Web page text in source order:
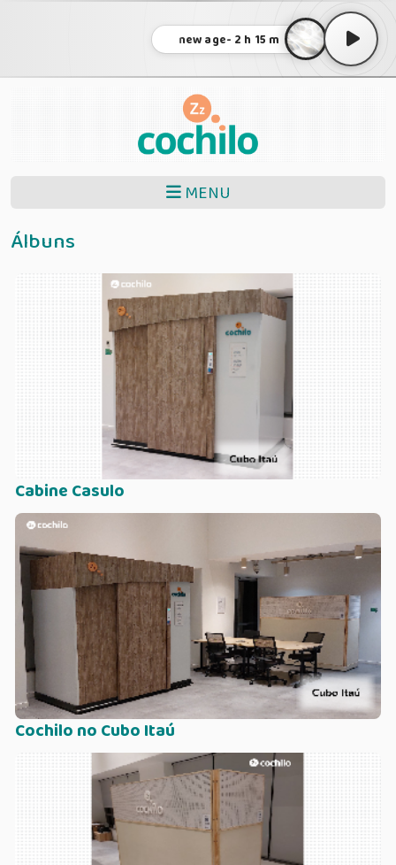
new age- 2 h 15 m
MENU
Álbuns
Cabine Casulo
Cochilo no Cubo Itaú